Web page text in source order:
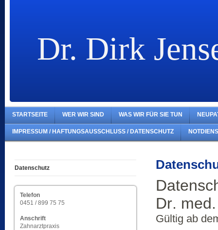
Dr. Dirk
STARTSEITE WER WIR SIND WAS WIR FÜR SIE TUN
IMPRESSUM / HAFTUNGSAUSSCHLUSS / DATENSCHUTZ
Datenschutz
Telefon
0451 / 899 75 75
Anschrift
Zahnarztpraxis
Dr.
Gültig ab